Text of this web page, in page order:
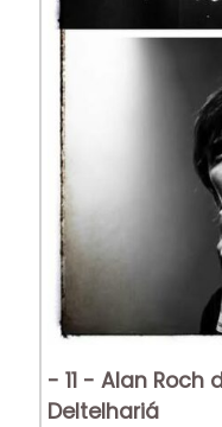
- 11 - Alan Roch
Deltelhariá